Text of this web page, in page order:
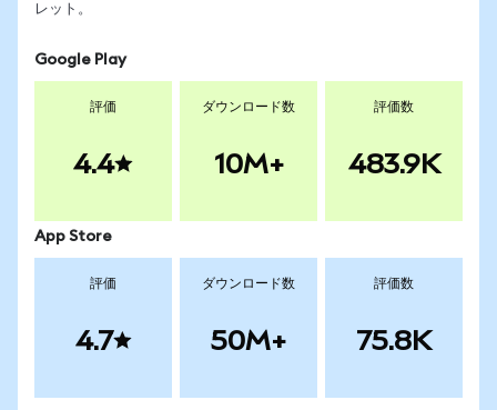
レット。
Google Play
評価
4.4
ダウンロード数
10M+
評価数
483.9K
App Store
評価
4.7
ダウンロード数
50M+
評価数
75.8K